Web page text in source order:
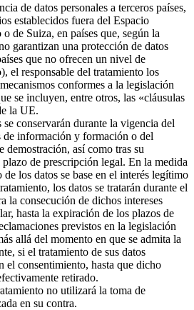
de datos personales a terceros países,
establecidos fuera del Espacio
de Suiza, en países que, según la
garantizan una protección de datos
que no ofrecen un nivel de
el responsable del tratamiento los
conformes a la legislación
se incluyen, entre otros, las «cláusulas
la UE.
se conservarán durante la vigencia del
de información y formación o del
demostración, así como tras su
de prescripción legal. En la medida
de los datos se base en el interés legítimo
los datos se tratarán durante el
la consecución de dichos intereses
hasta la expiración de los plazos de
previstos en la legislación
allá del momento en que se admita la
si el tratamiento de sus datos
el consentimiento, hasta que dicho
retirado.
no utilizará la toma de
en su contra.